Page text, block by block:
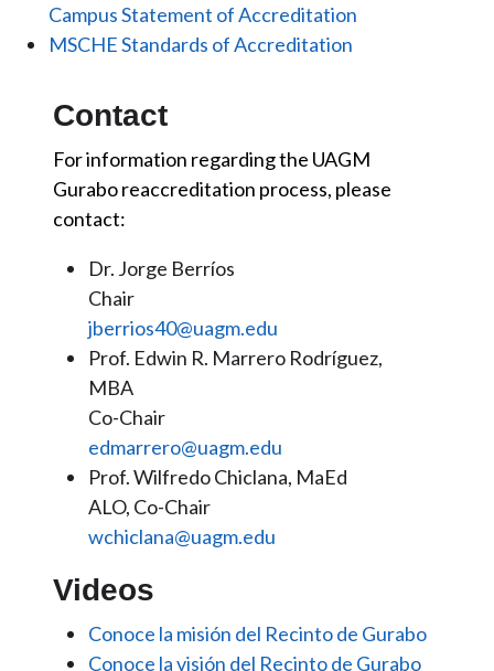
Campus Statement of Accreditation
MSCHE Standards of Accreditation
Contact
For information regarding the UAGM
Gurabo reaccreditation process, please
contact:
Dr. Jorge Berríos
Chair
jberrios40@uagm.edu
Prof. Edwin R. Marrero Rodríguez,
MBA
Co-Chair
edmarrero@uagm.edu
Prof. Wilfredo Chiclana, MaEd
ALO, Co-Chair
wchiclana@uagm.edu
Videos
Conoce la misión del Recinto de Gurabo
Conoce la visión del Recinto de Gurabo